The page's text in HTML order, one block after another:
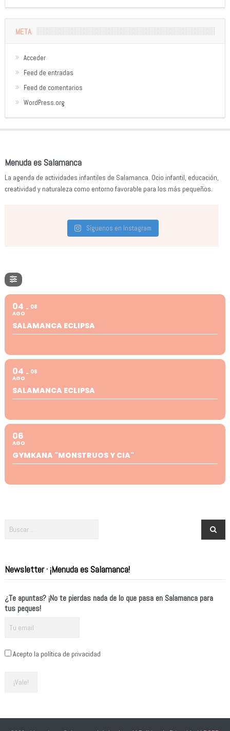
META
Acceder
Feed de entradas
Feed de comentarios
WordPress.org
Menuda es Salamanca
La agenda de actividades infantiles de Salamanca. Ocio infantil, educación,
creatividad y naturaleza como entorno favorable para los más pequeños.
Síguenos en Instagram
04
AGO
08
SALAMANCA ECLIPSA
04
AGO
08
SALAMANCA ECLIPSA
06
AGO
GYMKANA "MONSTRUOS Y CIA"
Newsletter · ¡Menuda es Salamanca!
¿Te apuntas? ¡No te pierdas nada de lo que pasa en Salamanca para
tus peques!
Acepto la política de privacidad